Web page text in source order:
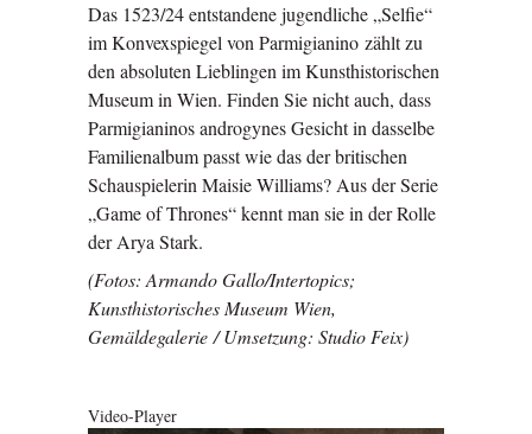
Das 1523/24 entstandene jugendliche „Selfie“
im Konvexspiegel von Parmigianino zählt zu
den absoluten Lieblingen im Kunsthistorischen
Museum in Wien. Finden Sie nicht auch, dass
Parmigianinos androgynes Gesicht in dasselbe
Familienalbum passt wie das der britischen
Schauspielerin Maisie Williams? Aus der Serie
„Game of Thrones“ kennt man sie in der Rolle
der Arya Stark.
(Fotos: Armando Gallo/Intertopics;
Kunsthistorisches Museum Wien,
Gemäldegalerie / Umsetzung: Studio Feix)
Video-Player